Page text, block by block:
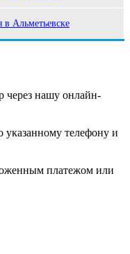
Альметьевске
через нашу онлайн-
телефону и
платежом или